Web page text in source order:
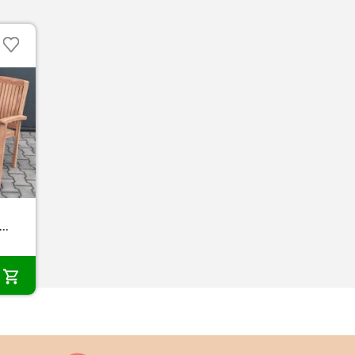
Teak Bistro Tuinset 80×80 met 2 Sabah Stapelstoelen